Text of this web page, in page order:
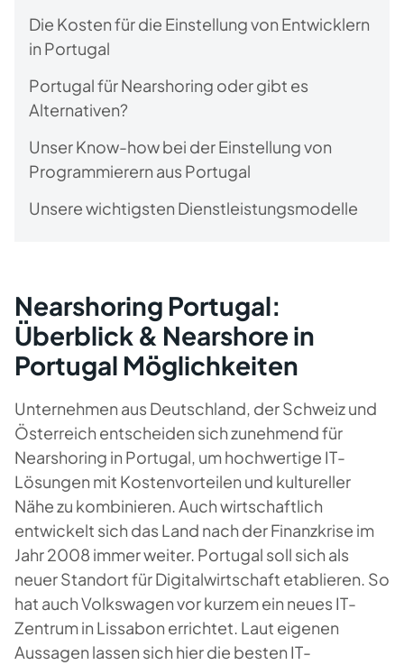
Die Kosten für die Einstellung von Entwicklern
in Portugal
Portugal für Nearshoring oder gibt es
Alternativen?
Unser Know-how bei der Einstellung von
Programmierern aus Portugal
Unsere wichtigsten Dienstleistungsmodelle
Nearshoring Portugal:
Überblick & Nearshore in
Portugal Möglichkeiten
Unternehmen aus Deutschland, der Schweiz und
Österreich entscheiden sich zunehmend für
Nearshoring in Portugal, um hochwertige IT-
Lösungen mit Kostenvorteilen und kultureller
Nähe zu kombinieren. Auch wirtschaftlich
entwickelt sich das Land nach der Finanzkrise im
Jahr 2008 immer weiter. Portugal soll sich als
neuer Standort für Digitalwirtschaft etablieren. So
hat auch Volkswagen vor kurzem ein neues IT-
Zentrum in Lissabon errichtet. Laut eigenen
Aussagen lassen sich hier die besten IT-